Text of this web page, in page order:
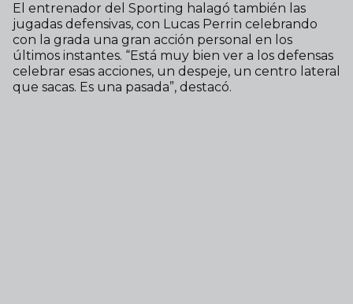
El entrenador del Sporting halagó también las
jugadas defensivas, con Lucas Perrin celebrando
con la grada una gran acción personal en los
últimos instantes. “Está muy bien ver a los defensas
celebrar esas acciones, un despeje, un centro lateral
que sacas. Es una pasada”, destacó.